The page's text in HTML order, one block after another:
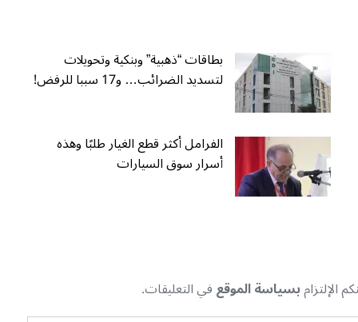
بطاقات “ذهبية” وبنكية وتحويلات
لتسديد الضرائب… و17 سببا للرفض!
الفرامل أكثر قطع الغيار طلبًا وهذه
أسرار سوق السيارات
الإلتزامبسياسة الموقعفي التعليقات.